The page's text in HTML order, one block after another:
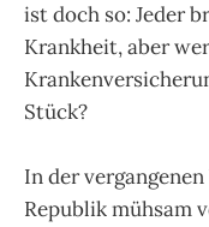
ist doch so: Jeder
Krankheit, aber
Stück?
In der
Republik mühsam